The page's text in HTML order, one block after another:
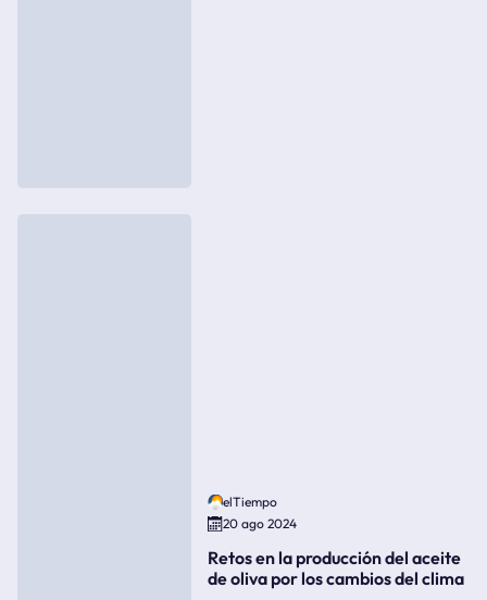
elTiempo
20 ago 2024
Retos en la producción del aceite
de oliva por los cambios del clima